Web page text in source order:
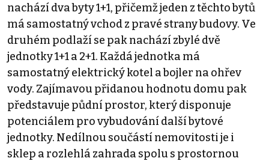
nachází dva byty 1+1, přičemž jeden z těchto bytů
má samostatný vchod z pravé strany budovy. Ve
druhém podlaží se pak nachází zbylé dvě
jednotky 1+1 a 2+1. Každá jednotka má
samostatný elektrický kotel a bojler na ohřev
vody. Zajímavou přidanou hodnotu domu pak
představuje půdní prostor, který disponuje
potenciálem pro vybudování další bytové
jednotky. Nedílnou součástí nemovitosti je i
sklep a rozlehlá zahrada spolu s prostornou